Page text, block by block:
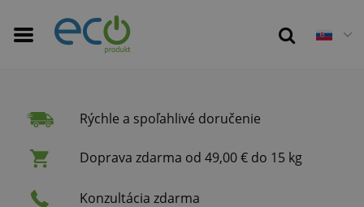
Rýchle a spoľahlivé doručenie
Doprava zdarma od 49,00 € do 15 kg
Konzultácia zdarma